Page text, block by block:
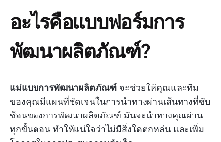
อะไรคือแบบฟอร์มการ
พัฒนาผลิตภัณฑ์?
แม่แบบการพัฒนาผลิตภัณฑ์ จะช่วยให้คุณและทีม
ของคุณมีแผนที่ชัดเจนในการนำทางผ่านเส้นทางที่ซับ
ซ้อนของการพัฒนาผลิตภัณฑ์ มันจะนำทางคุณผ่าน
ทุกขั้นตอน ทำให้แน่ใจว่าไม่มีสิ่งใดตกหล่น และเพิ่ม